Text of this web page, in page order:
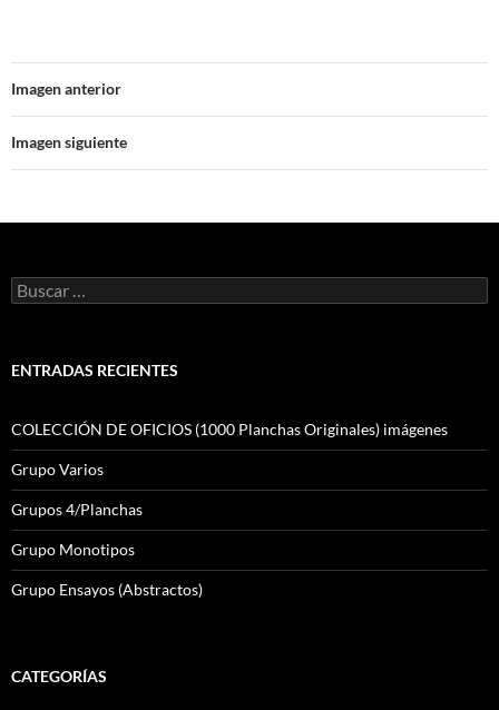
Imagen anterior
Imagen siguiente
Buscar:
ENTRADAS RECIENTES
COLECCIÓN DE OFICIOS (1000 Planchas Originales) imágenes
Grupo Varios
Grupos 4/Planchas
Grupo Monotipos
Grupo Ensayos (Abstractos)
CATEGORÍAS